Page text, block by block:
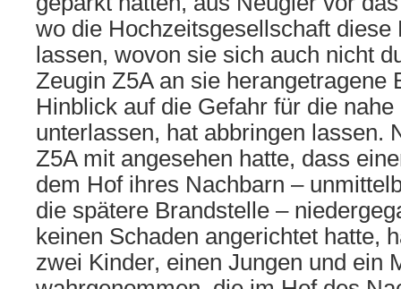
wo die Hochzeitsgesellschaft diese
lassen, wovon sie sich auch nicht
Zeugin Z5A an sie herangetragene
Hinblick auf die Gefahr für die
unterlassen, hat abbringen lassen.
Z5A mit angesehen hatte, dass
dem Hof ihres Nachbarn –
die spätere Brandstelle –
keinen Schaden angerichtet hatte,
zwei Kinder, einen Jungen und ein